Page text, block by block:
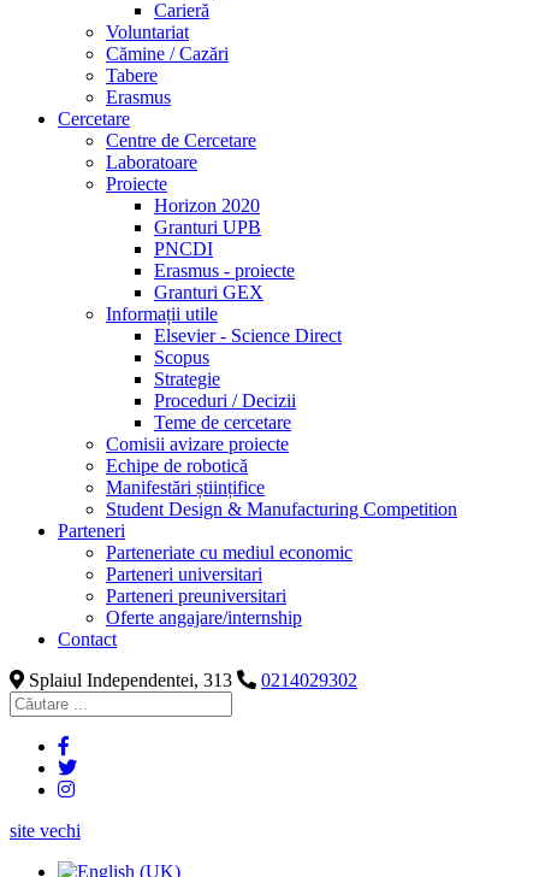
Carieră
Voluntariat
Cămine / Cazări
Tabere
Erasmus
Cercetare
Centre de Cercetare
Laboratoare
Proiecte
Horizon 2020
Granturi UPB
PNCDI
Erasmus - proiecte
Granturi GEX
Informații utile
Elsevier - Science Direct
Scopus
Strategie
Proceduri / Decizii
Teme de cercetare
Comisii avizare proiecte
Echipe de robotică
Manifestări științifice
Student Design & Manufacturing Competition
Parteneri
Parteneriate cu mediul economic
Parteneri universitari
Parteneri preuniversitari
Oferte angajare/internship
Contact
Splaiul Independentei, 313
0214029302
site vechi